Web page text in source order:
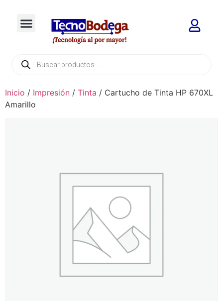
Inicio / Impresión / Tinta / Cartucho de Tinta HP 670XL
Amarillo